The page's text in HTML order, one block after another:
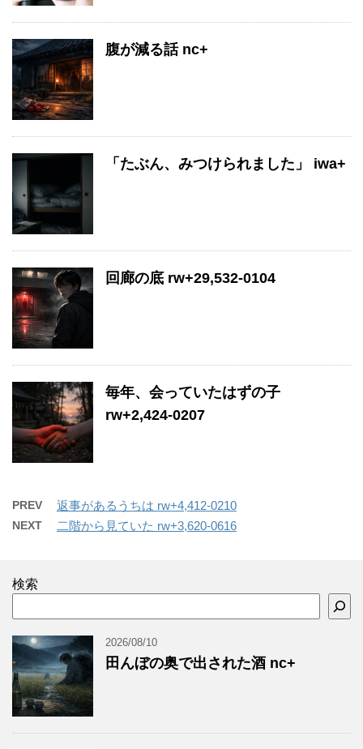
腹が減る話 nc+
「たぶん、みつけられました」 iwa+
回廊の底 rw+29,532-0104
毎年、会っていたはずの子
rw+2,424-0207
PREV 返事があるうちは rw+4,412-0210
NEXT 二階から見ていた rw+3,620-0616
検索
2026/08/10
田んぼの奥で出された酒 nc+